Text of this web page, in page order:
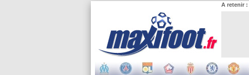
A retenir :